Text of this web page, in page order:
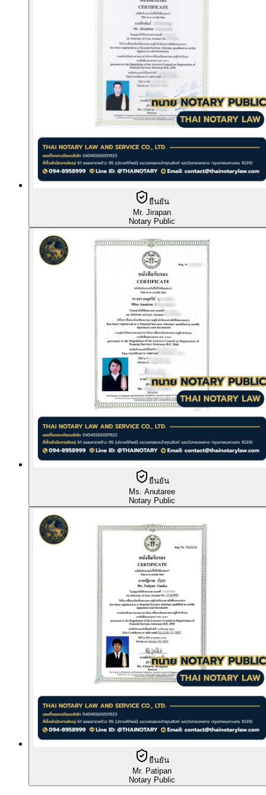
ยืนยัน
Mr. Jirapan
Notary Public
ยืนยัน
Ms. Anutaree
Notary Public
ยืนยัน
Mr. Patipan
Notary Public